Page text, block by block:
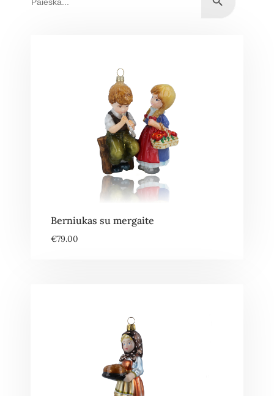
Berniukas su mergaite
€79.00